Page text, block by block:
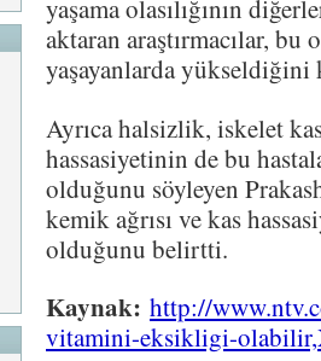
yaşama olasılığının
aktaran araştırmacılar, bu
yaşayanlarda yükseldiğini
Ayrıca halsizlik, iskelet
hassasiyetinin de bu
olduğunu söyleyen
kemik ağrısı ve kas
olduğunu belirtti.
Kaynak: http://
vitamini-eksikligi-